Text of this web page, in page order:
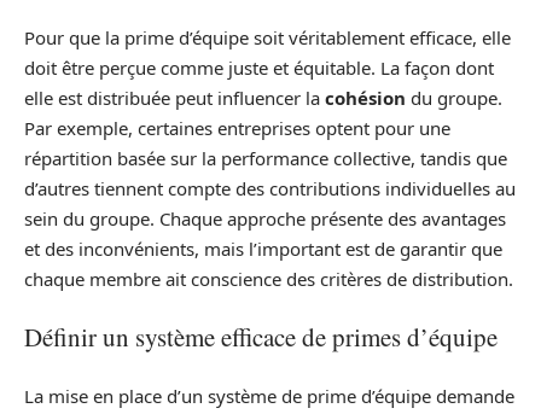
Pour que la prime d’équipe soit véritablement efficace, elle
doit être perçue comme juste et équitable. La façon dont
elle est distribuée peut influencer la cohésion du groupe.
Par exemple, certaines entreprises optent pour une
répartition basée sur la performance collective, tandis que
d’autres tiennent compte des contributions individuelles au
sein du groupe. Chaque approche présente des avantages
et des inconvénients, mais l’important est de garantir que
chaque membre ait conscience des critères de distribution.
Définir un système efficace de primes d’équipe
La mise en place d’un système de prime d’équipe demande